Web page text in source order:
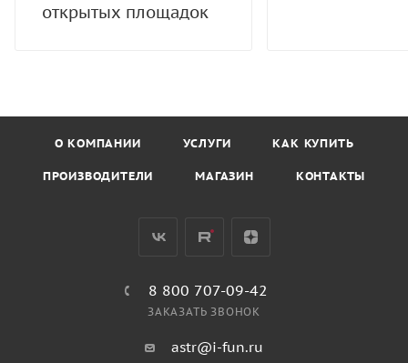
открытых площадок
О КОМПАНИИ УСЛУГИ КАК КУПИТЬ
ПРОИЗВОДИТЕЛИ МАГАЗИН КОНТАКТЫ
8 800 707-09-42
ЗАКАЗАТЬ ЗВОНОК
astr@i-fun.ru